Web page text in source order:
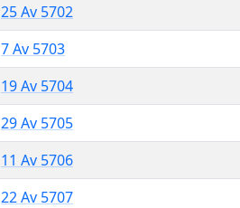
25 Av 5702
7 Av 5703
19 Av 5704
29 Av 5705
11 Av 5706
22 Av 5707